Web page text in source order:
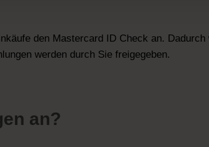
den Mastercard ID Check an. Dadurch
werden durch Sie freigegeben.
an?